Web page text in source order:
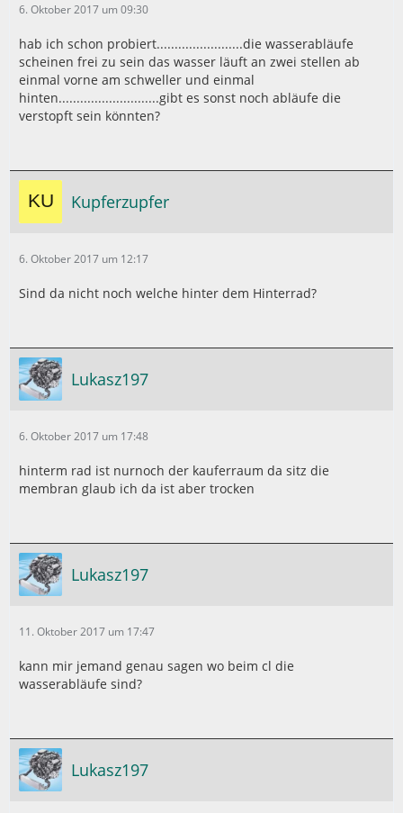
6. Oktober 2017 um 09:30
hab ich schon probiert........................die wasserabläufe
scheinen frei zu sein das wasser läuft an zwei stellen ab
einmal vorne am schweller und einmal
hinten............................gibt es sonst noch abläufe die
verstopft sein könnten?
Kupferzupfer
6. Oktober 2017 um 12:17
Sind da nicht noch welche hinter dem Hinterrad?
Lukasz197
6. Oktober 2017 um 17:48
hinterm rad ist nurnoch der kauferraum da sitz die
membran glaub ich da ist aber trocken
Lukasz197
11. Oktober 2017 um 17:47
kann mir jemand genau sagen wo beim cl die
wasserabläufe sind?
Lukasz197